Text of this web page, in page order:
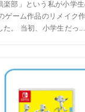
楽部」という私が小学
ゲーム作品のリメイク
。 当初、小学生だっ...